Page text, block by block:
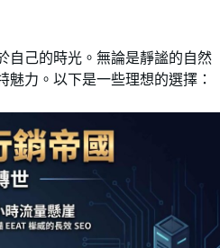
自己的時光。無論是靜謐的自然
力。以下是一些理想的選擇：